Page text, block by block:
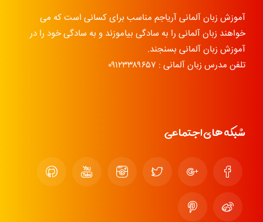
آموزش زبان آلمانی آریاجم مناسب برای کسانی است که می
خواهند زبان آلمانی را به سادگی بیاموزند و به سادگی خود را در
آموزش زبان آلمانی بسنجند.
تلفن مدرس زبان آلمانی : ۰۹۱۲۳۳۸۹۶۵۷
شبکه های اجتماعی